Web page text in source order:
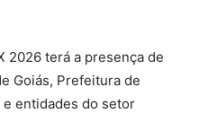
2026 terá a presença de
Goiás, Prefeitura de
entidades do setor